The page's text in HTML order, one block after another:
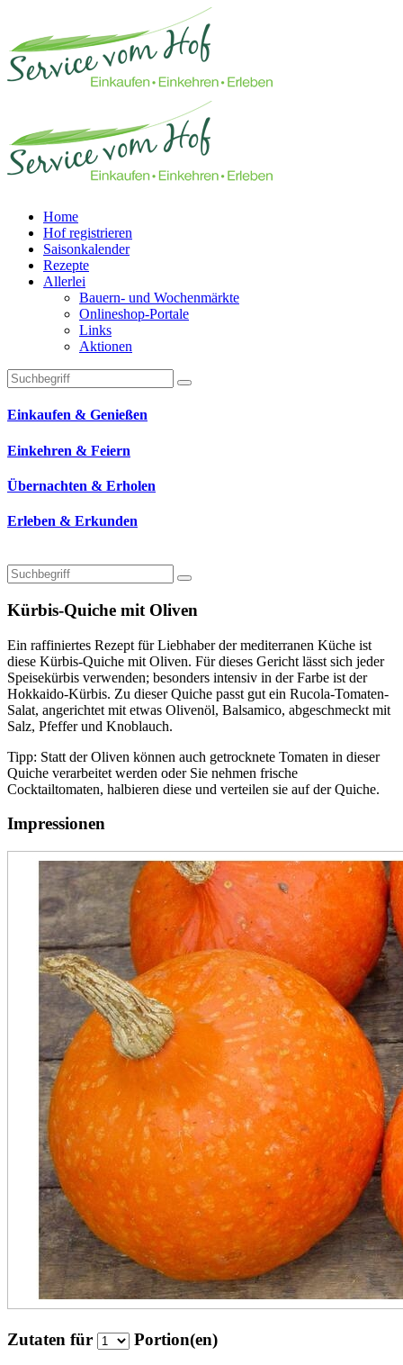
Home
Hof registrieren
Saisonkalender
Rezepte
Allerlei
Bauern- und Wochenmärkte
Onlineshop-Portale
Links
Aktionen
Technisches Feld: Suchfeld
Technisches Feld: Suchbutton
Suche absenden
Einkaufen & Genießen
Einkehren & Feiern
Übernachten & Erholen
Erleben & Erkunden
Kürbis-Quiche mit Oliven
Ein raffiniertes Rezept für Liebhaber der mediterranen Küche ist
diese Kürbis-Quiche mit Oliven. Für dieses Gericht lässt sich jeder
Speisekürbis verwenden; besonders intensiv in der Farbe ist der
Hokkaido-Kürbis. Zu dieser Quiche passt gut ein Rucola-Tomaten-
Salat, angerichtet mit etwas Olivenöl, Balsamico, abgeschmeckt mit
Salz, Pfeffer und Knoblauch.
Tipp: Statt der Oliven können auch getrocknete Tomaten in dieser
Quiche verarbeitet werden oder Sie nehmen frische
Cocktailtomaten, halbieren diese und verteilen sie auf der Quiche.
Impressionen
Zutaten für Portion(en)